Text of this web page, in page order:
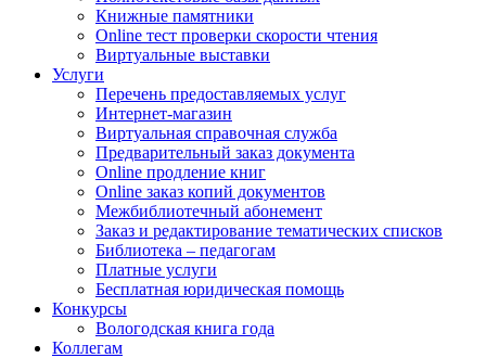
Книжные памятники
Online тест проверки скорости чтения
Виртуальные выставки
Услуги
Перечень предоставляемых услуг
Интернет-магазин
Виртуальная справочная служба
Предварительный заказ документа
Online продление книг
Online заказ копий документов
Межбиблиотечный абонемент
Заказ и редактирование тематических списков
Библиотека – педагогам
Платные услуги
Бесплатная юридическая помощь
Конкурсы
Вологодская книга года
Коллегам